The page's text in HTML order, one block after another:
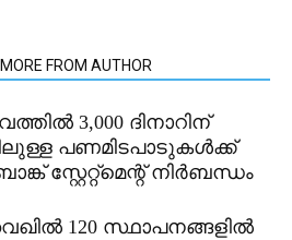
MORE FROM AUTHOR
3,000 ദിനാറിന്
പണമിടപാടുകൾക്ക്
സ്റ്റേറ്റ്മെന്റ് നിർബന്ധം
120 സ്ഥാപനങ്ങളിൽ